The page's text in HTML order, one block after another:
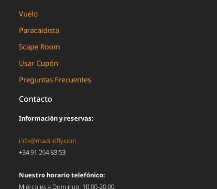
Vuelo
Paracaidista
Scape Room
Usar Cupón
Preguntas Frecuentes
Contacto
Información y reservas:
info@madridfly.com
+34 91 264 83 53
Nuestro horario telefónico:
Miércoles a Domingo: 10:00-20:00